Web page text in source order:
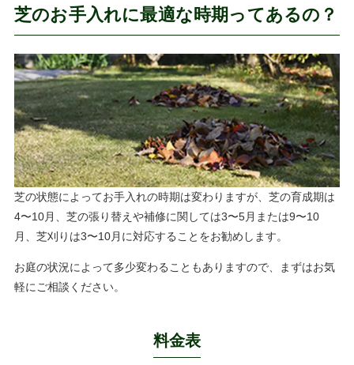
芝のお手入れに最適な時期ってあるの？
芝の状態によってお手入れの時期は変わりますが、芝の育成期は
4〜10月、芝の張り替えや補修に関しては3〜5月または9〜10
月、芝刈りは3〜10月に対応することをお勧めします。
お庭の状況によって多少変わることもありますので、まずはお気
軽にご相談ください。
料金表